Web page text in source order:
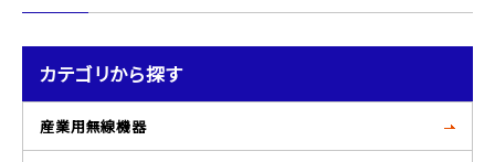
カテゴリから探す
産業用無線機器